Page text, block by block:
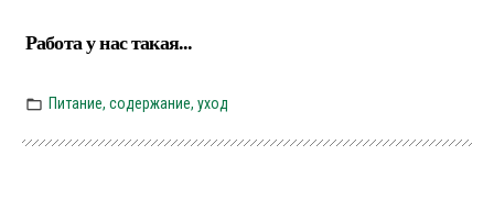
Работа у нас такая...
Питание, содержание, уход